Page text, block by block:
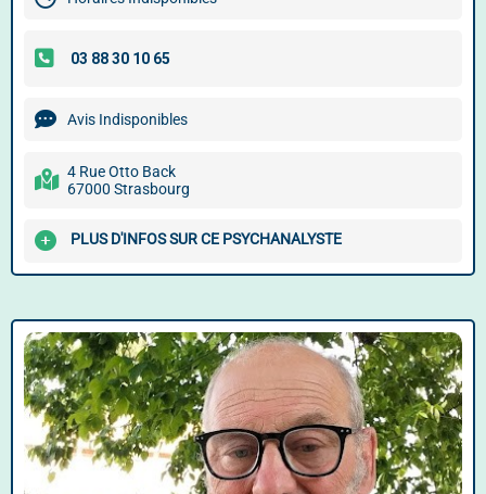
Avis Indisponibles
4 Rue Otto Back
67000 Strasbourg
PLUS D'INFOS SUR CE PSYCHANALYSTE